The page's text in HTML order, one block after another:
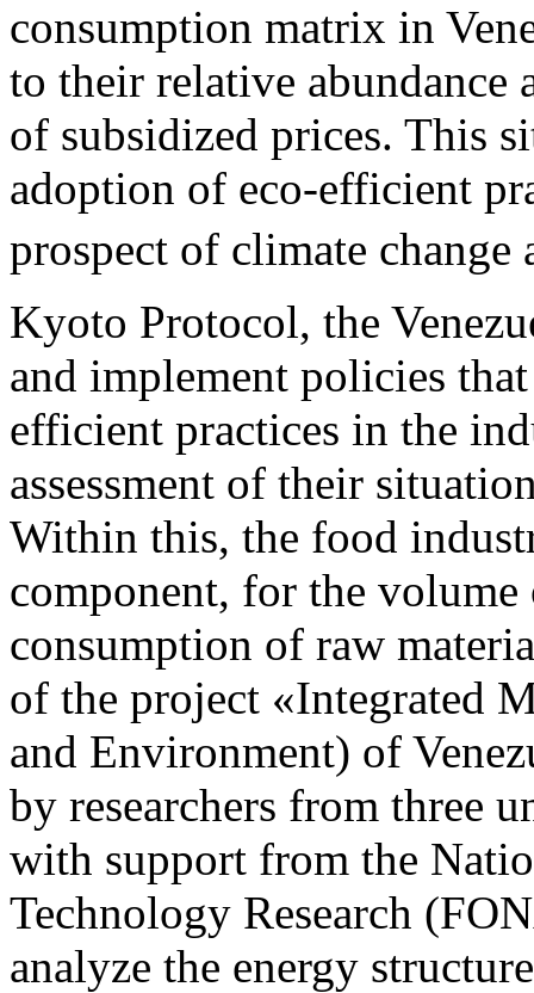
consumption matrix in
to their relative
of subsidized prices. This
adoption of eco-efficient
prospect of climate change
Kyoto Protocol, the
and implement policies
efficient practices in the
assessment of their
Within this, the food
component, for the
consumption of raw
of the project «Integrated
and Environment) of
by researchers from three
with support from the
Technology Research
analyze the energy